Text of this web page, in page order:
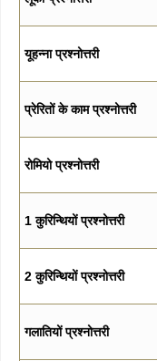
यूहन्ना प्रश्नोत्तरी
प्रेरितों के काम प्रश्नोत्तरी
रोमियो प्रश्नोत्तरी
1 कुरिन्थियों प्रश्नोत्तरी
2 कुरिन्थियों प्रश्नोत्तरी
गलातियों प्रश्नोत्तरी